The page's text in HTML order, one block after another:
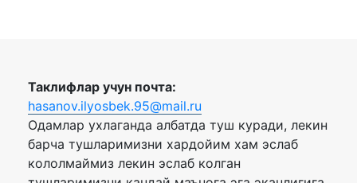
Таклифлар учун почта:
hasanov.ilyosbek.95@mail.ru
Одамлар ухлаганда албатда туш куради, лекин
барча тушларимизни хардойим хам эслаб
кололмаймиз лекин эслаб колган